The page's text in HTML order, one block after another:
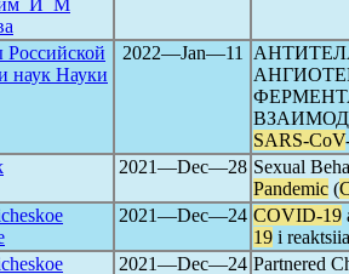
им И М
Российской
наук Науки
2022―Jan―11
SARS-CoV
2021―Dec―28 Sexual
Pandemic (
2021―Dec―24 COVID-19
19 i
2021―Dec―24 Partnered